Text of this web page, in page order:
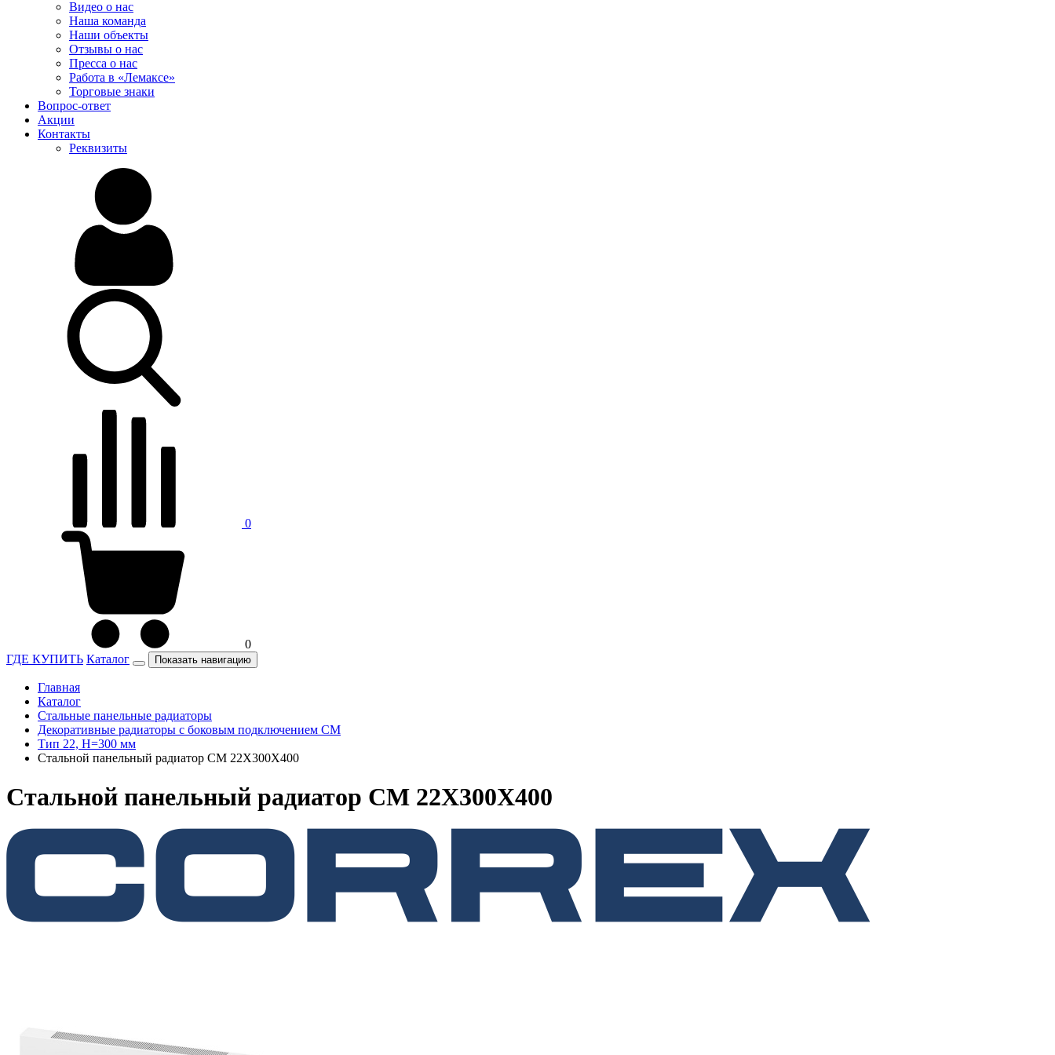
Видео о нас
Наша команда
Наши объекты
Отзывы о нас
Пресса о нас
Работа в «Лемаксе»
Торговые знаки
Вопрос-ответ
Акции
Контакты
Реквизиты
0
0
ГДЕ КУПИТЬ Каталог Показать навигацию
Главная
Каталог
Стальные панельные радиаторы
Декоративные радиаторы с боковым подключением CM
Тип 22, H=300 мм
Стальной панельный радиатор CM 22X300X400
Стальной панельный радиатор CM 22X300X400